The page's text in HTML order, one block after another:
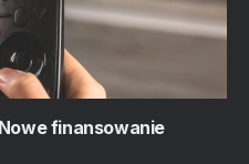
finansowanie